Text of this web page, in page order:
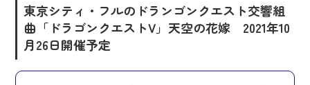
東京シティ・フルのドランゴンクエスト交響組
曲「ドラゴンクエストV」天空の花嫁 2021年10
月26日開催予定